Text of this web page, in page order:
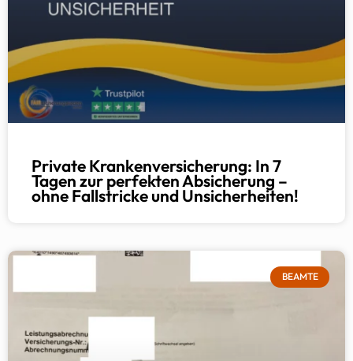
Private Krankenversicherung: In 7
Tagen zur perfekten Absicherung –
ohne Fallstricke und Unsicherheiten!
BEAMTE